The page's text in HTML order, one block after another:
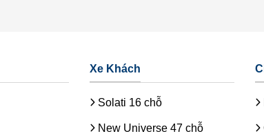
Xe Khách
Solati 16 chỗ
New Universe 47 chỗ